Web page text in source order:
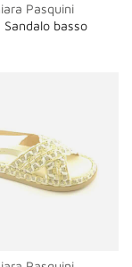
Pasquini
Sandalo basso